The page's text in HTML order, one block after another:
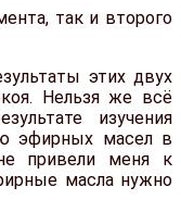
так и второго
этих двух
Нельзя же всё
изучения
эфирных масел в
привели меня к
масла нужно